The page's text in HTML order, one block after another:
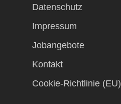
Datenschutz
Impressum
Jobangebote
Kontakt
Cookie-Richtlinie (EU)